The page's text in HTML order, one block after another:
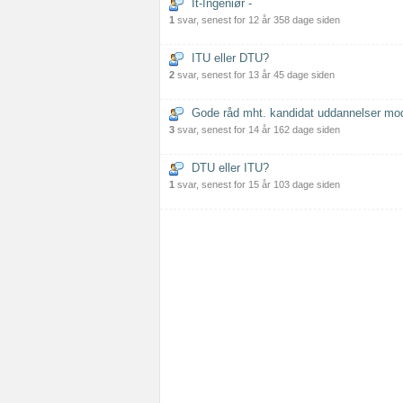
It-Ingeniør -
1 svar, senest for 12 år 358 dage siden
ITU eller DTU?
2 svar, senest for 13 år 45 dage siden
Gode råd mht. kandidat uddannelser
3 svar, senest for 14 år 162 dage siden
DTU eller ITU?
1 svar, senest for 15 år 103 dage siden